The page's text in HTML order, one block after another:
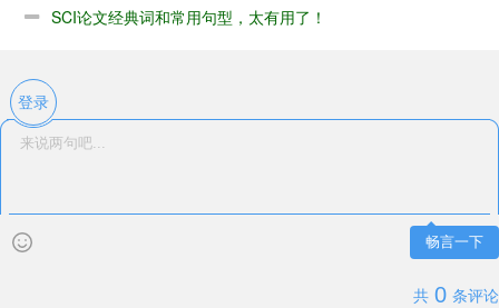
SCI论文经典词和常用句型，太有用了！
登录
畅言一下
共 0 条评论